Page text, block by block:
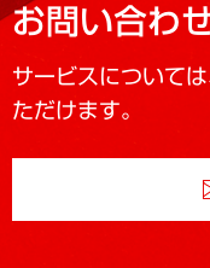
お問い合わ
サービスについて
ただけます。